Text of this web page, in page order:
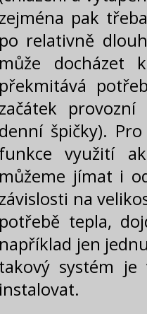
zejména pak
po relativně
může
překmitává
začátek
denní špičky).
funkce využití
můžeme jímat i
závislosti na
potřebě tepla,
například jen
takový systém
instalovat.